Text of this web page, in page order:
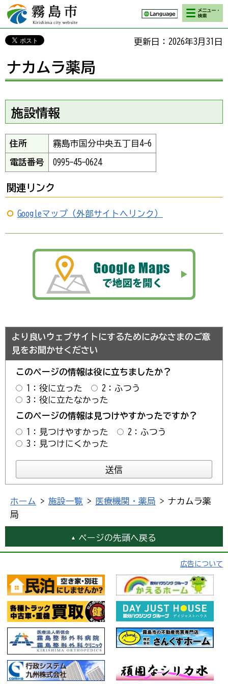
霧島市 Kirishima
city website
検索・メニ
ュー
更新日：2026年3月31日
ナカムラ薬局
施設情報
住所 霧島市国分中央五丁目4-6
電話番号 0995-45-0624
関連リンク
Googleマップ（外部サイトへリンク）
より良いウェブサイトにするためにみなさまのご意
見をお聞かせください
このページの情報は役に立ちましたか？
1：役に立った
2：ふつう
3：役に立たなかった
このページの情報は見つけやすかったですか？
1：見つけやすかった
2：ふつう
3：見つけにくかった
ホーム > 施設一覧 > 医療機関・薬局 > ナカムラ薬
局
ページの先頭へ戻る
広告について